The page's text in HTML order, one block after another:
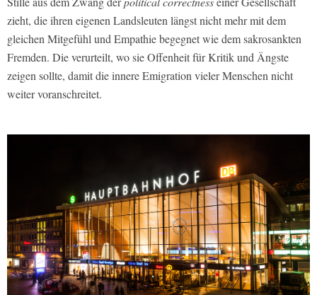
zieht, die ihren eigenen Landsleuten längst nicht mehr mit dem
gleichen Mitgefühl und Empathie begegnet wie dem sakrosankten
Fremden. Die verurteilt, wo sie Offenheit für Kritik und Ängste
zeigen sollte, damit die innere Emigration vieler Menschen nicht
weiter voranschreitet.